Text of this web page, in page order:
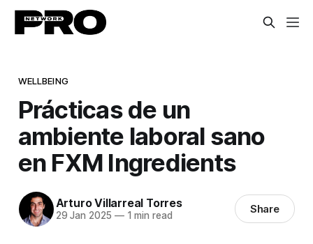
WELLBEING
Prácticas de un
ambiente laboral sano
en FXM Ingredients
Arturo Villarreal Torres
29 Jan 2025 —1 min read Share